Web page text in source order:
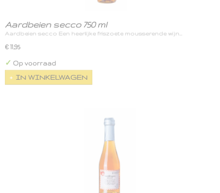
Aardbeien secco 750 ml
Aardbeien secco Een heerlijke friszoete mousserende wijn…
€ 11,95
✓ Op voorraad
IN WINKELWAGEN